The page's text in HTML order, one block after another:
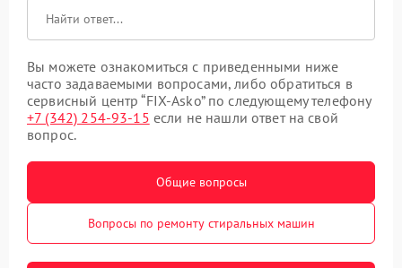
Вы можете ознакомиться с приведенными ниже
часто задаваемыми вопросами, либо обратиться в
сервисный центр “FIX-Asko” по следующему телефону
+7 (342) 254-93-15 если не нашли ответ на свой
вопрос.
Общие вопросы
Вопросы по ремонту стиральных машин